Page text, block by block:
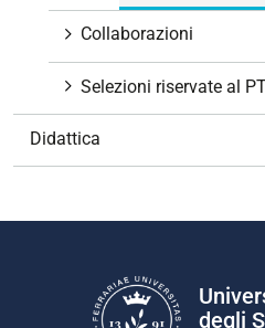
Collaborazioni
Selezioni riservate al
Didattica
degli